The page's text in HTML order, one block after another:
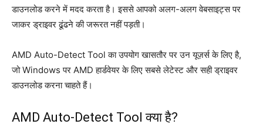
डाउनलोड करने में मदद करता है। इससे आपको अलग-अलग वेबसाइट्स पर
जाकर ड्राइवर ढूंढने की जरूरत नहीं पड़ती।
AMD Auto-Detect Tool का उपयोग खासतौर पर उन यूज़र्स के लिए है,
जो Windows पर AMD हार्डवेयर के लिए सबसे लेटेस्ट और सही ड्राइवर
डाउनलोड करना चाहते हैं।
AMD Auto-Detect Tool क्या है?